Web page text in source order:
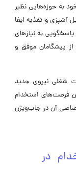
به حوزه‌هایی نظیر
و تغذیه ایفا
به نیازهای
از پیشگامان موفق و
حال حاضر در 6 موقعیت شغلی نیروی جدید
فرصت‌های استخدام
آن در جاب‌ویژن
در